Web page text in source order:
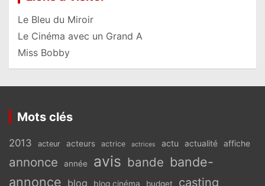
Le Bleu du Miroir
Le Cinéma avec un Grand A
Miss Bobby
Mots clés
2013 acteur acteurs actrice actrices actu actualité affiche
annonce année avis bande bande-
annonce blog blog cinéma budget casting